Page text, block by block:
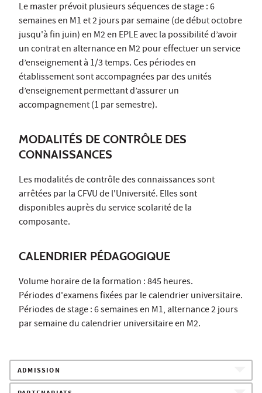
Le master prévoit plusieurs séquences de stage : 6
semaines en M1 et 2 jours par semaine (de début octobre
jusqu'à fin juin) en M2 en EPLE avec la possibilité d’avoir
un contrat en alternance en M2 pour effectuer un service
d’enseignement à 1/3 temps. Ces périodes en
établissement sont accompagnées par des unités
d’enseignement permettant d’assurer un
accompagnement (1 par semestre).
MODALITÉS DE CONTRÔLE DES
CONNAISSANCES
Les modalités de contrôle des connaissances sont
arrêtées par la CFVU de l'Université. Elles sont
disponibles auprès du service scolarité de la
composante.
CALENDRIER PÉDAGOGIQUE
Volume horaire de la formation : 845 heures.
Périodes d'examens fixées par le calendrier universitaire.
Périodes de stage : 6 semaines en M1, alternance 2 jours
par semaine du calendrier universitaire en M2.
ADMISSION